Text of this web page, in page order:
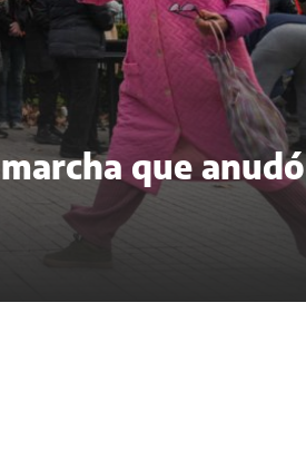
que anudó